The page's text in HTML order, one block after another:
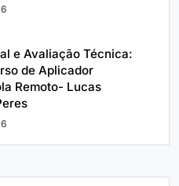
e Avaliação Técnica:
de Aplicador
Remoto- Lucas